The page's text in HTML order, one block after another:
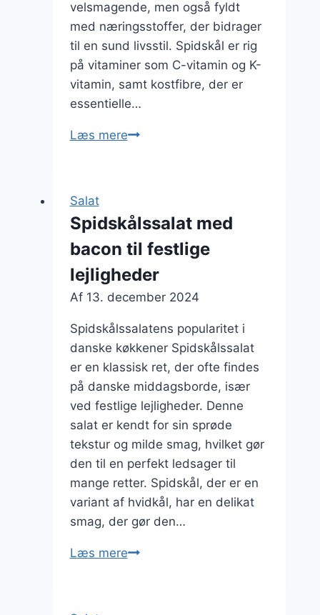
velsmagende, men også fyldt
med næringsstoffer, der bidrager
til en sund livsstil. Spidskål er rig
på vitaminer som C-vitamin og K-
vitamin, samt kostfibre, der er
essentielle…
Læs mereSpidskålssalat
Salat
Spidskålssalat med
bacon til festlige
lejligheder
Af 13. december 2024
Spidskålssalatens popularitet i
danske køkkener Spidskålssalat
er en klassisk ret, der ofte findes
på danske middagsborde, især
ved festlige lejligheder. Denne
salat er kendt for sin sprøde
tekstur og milde smag, hvilket gør
den til en perfekt ledsager til
mange retter. Spidskål, der er en
variant af hvidkål, har en delikat
smag, der gør den…
Læs mereSpidskålssalat